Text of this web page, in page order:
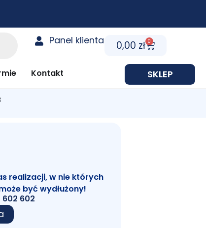
Panel klienta 0,00 zł 0
Cart
Kontakt SKLEP
realizacji, w nie których
być wydłużony!
602 602